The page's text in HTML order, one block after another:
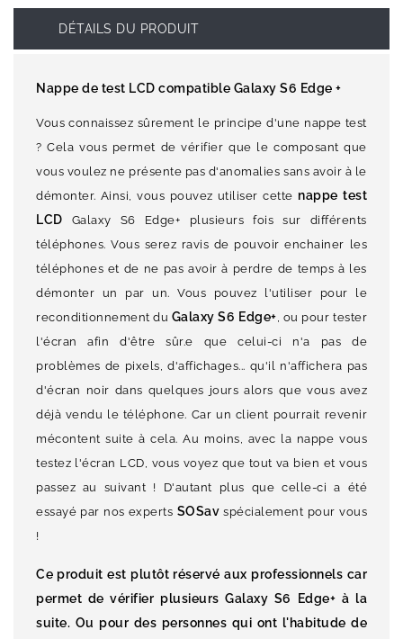
DÉTAILS DU PRODUIT
Nappe de test LCD compatible Galaxy S6 Edge +
Vous connaissez sûrement le principe d'une nappe test
? Cela vous permet de vérifier que le composant que
vous voulez ne présente pas d'anomalies sans avoir à le
démonter. Ainsi, vous pouvez utiliser cette nappe test
LCD Galaxy S6 Edge+ plusieurs fois sur différents
téléphones. Vous serez ravis de pouvoir enchainer les
téléphones et de ne pas avoir à perdre de temps à les
démonter un par un. Vous pouvez l'utiliser pour le
reconditionnement du Galaxy S6 Edge+, ou pour tester
l'écran afin d'être sûr.e que celui-ci n'a pas de
problèmes de pixels, d'affichages... qu'il n'affichera pas
d'écran noir dans quelques jours alors que vous avez
déjà vendu le téléphone. Car un client pourrait revenir
mécontent suite à cela. Au moins, avec la nappe vous
testez l'écran LCD, vous voyez que tout va bien et vous
passez au suivant ! D'autant plus que celle-ci a été
essayé par nos experts SOSav spécialement pour vous
!
Ce produit est plutôt réservé aux professionnels car
permet de vérifier plusieurs Galaxy S6 Edge+ à la
suite. Ou pour des personnes qui ont l'habitude de